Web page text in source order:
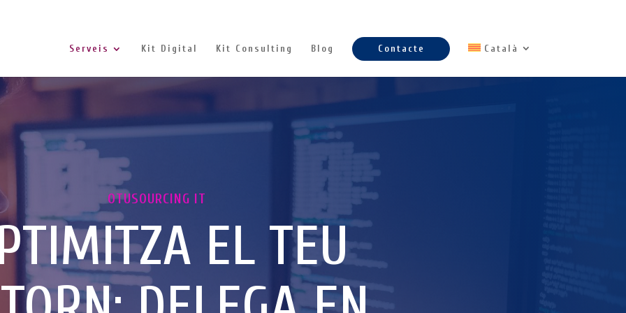
Serveis Kit Digital Kit Consulting Blog Contacte Català
OTUSOURCING IT
EL TEU